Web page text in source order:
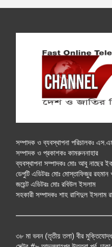
সম্পাদক ও ব্যবস্থাপনা পরিচালকঃ
সম্পাদক ও প্রকাশকঃ কামরুননাহার
ব্যবস্থাপনা সম্পাদকঃ মোঃ আবু নাছের
ডেপুটি এডিটরঃ মোঃ মোস্তাফিজুর রহমান
জয়েন্ট এডিটরঃ মোঃ রবিউল ইসলাম
সহকারী সম্পাদকঃ শাহ রাশিদুল ইসলাম
৩৮ মা ভবন (তৃতীয় তলা) বীর